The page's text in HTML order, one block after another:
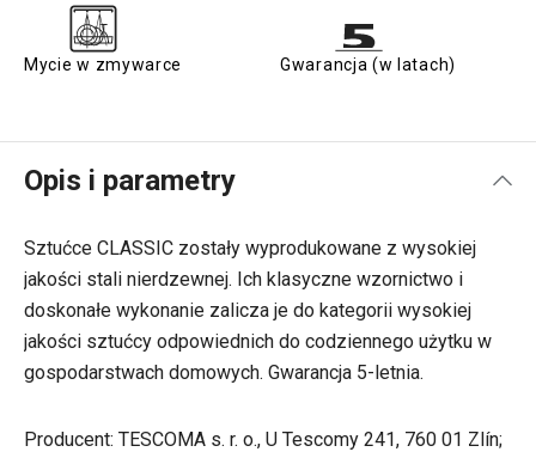
Mycie w zmywarce Gwarancja (w latach)
Opis i parametry
Sztućce CLASSIC zostały wyprodukowane z wysokiej
jakości stali nierdzewnej. Ich klasyczne wzornictwo i
doskonałe wykonanie zalicza je do kategorii wysokiej
jakości sztućcy odpowiednich do codziennego użytku w
gospodarstwach domowych. Gwarancja 5-letnia.
Producent: TESCOMA s. r. o., U Tescomy 241, 760 01 Zlín;